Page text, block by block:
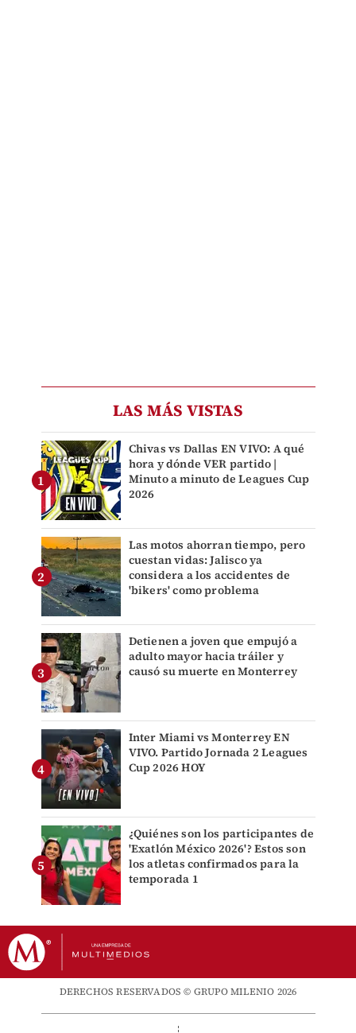
LAS MÁS VISTAS
Chivas vs Dallas EN VIVO: A qué
hora y dónde VER partido |
Minuto a minuto de Leagues Cup
2026
Las motos ahorran tiempo, pero
cuestan vidas: Jalisco ya
considera a los accidentes de
'bikers' como problema
Detienen a joven que empujó a
adulto mayor hacia tráiler y
causó su muerte en Monterrey
Inter Miami vs Monterrey EN
VIVO. Partido Jornada 2 Leagues
Cup 2026 HOY
¿Quiénes son los participantes de
'Exatlón México 2026'? Estos son
los atletas confirmados para la
temporada 1
DERECHOS RESERVADOS © GRUPO MILENIO 2026